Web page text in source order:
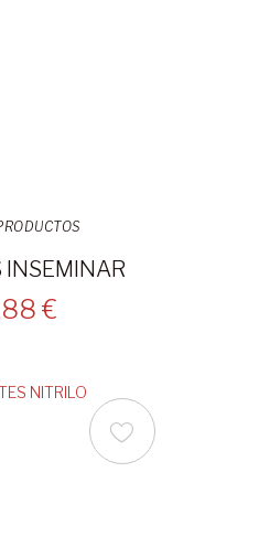
INSEMINAR
€